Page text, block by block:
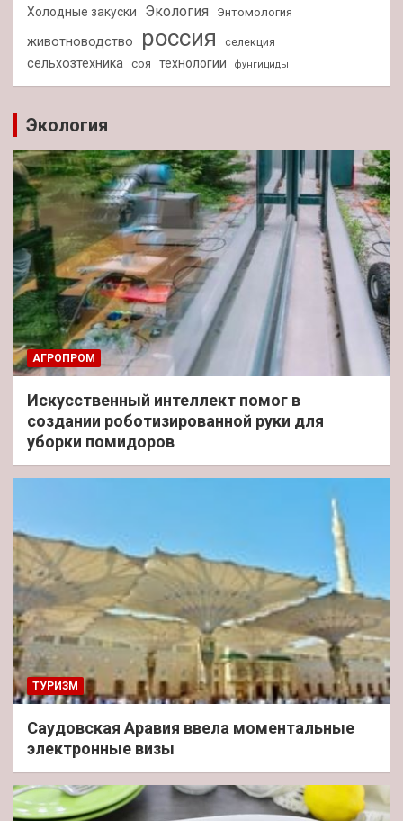
Холодные закуски Экология Энтомология
животноводство россия селекция
сельхозтехника соя технологии фунгициды
Экология
АГРОПРОМ
Искусственный интеллект помог в
создании роботизированной руки для
уборки помидоров
ТУРИЗМ
Саудовская Аравия ввела моментальные
электронные визы